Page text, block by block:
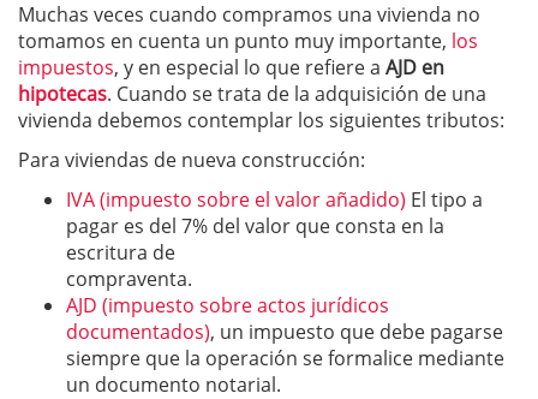
Muchas veces cuando compramos una vivienda no
tomamos en cuenta un punto muy importante, los
impuestos, y en especial lo que refiere a AJD en
hipotecas. Cuando se trata de la adquisición de una
vivienda debemos contemplar los siguientes tributos:
Para viviendas de nueva construcción:
IVA (impuesto sobre el valor añadido) El tipo a
pagar es del 7% del valor que consta en la
escritura de
compraventa.
AJD (impuesto sobre actos jurídicos
documentados), un impuesto que debe pagarse
siempre que la operación se formalice mediante
un documento notarial.